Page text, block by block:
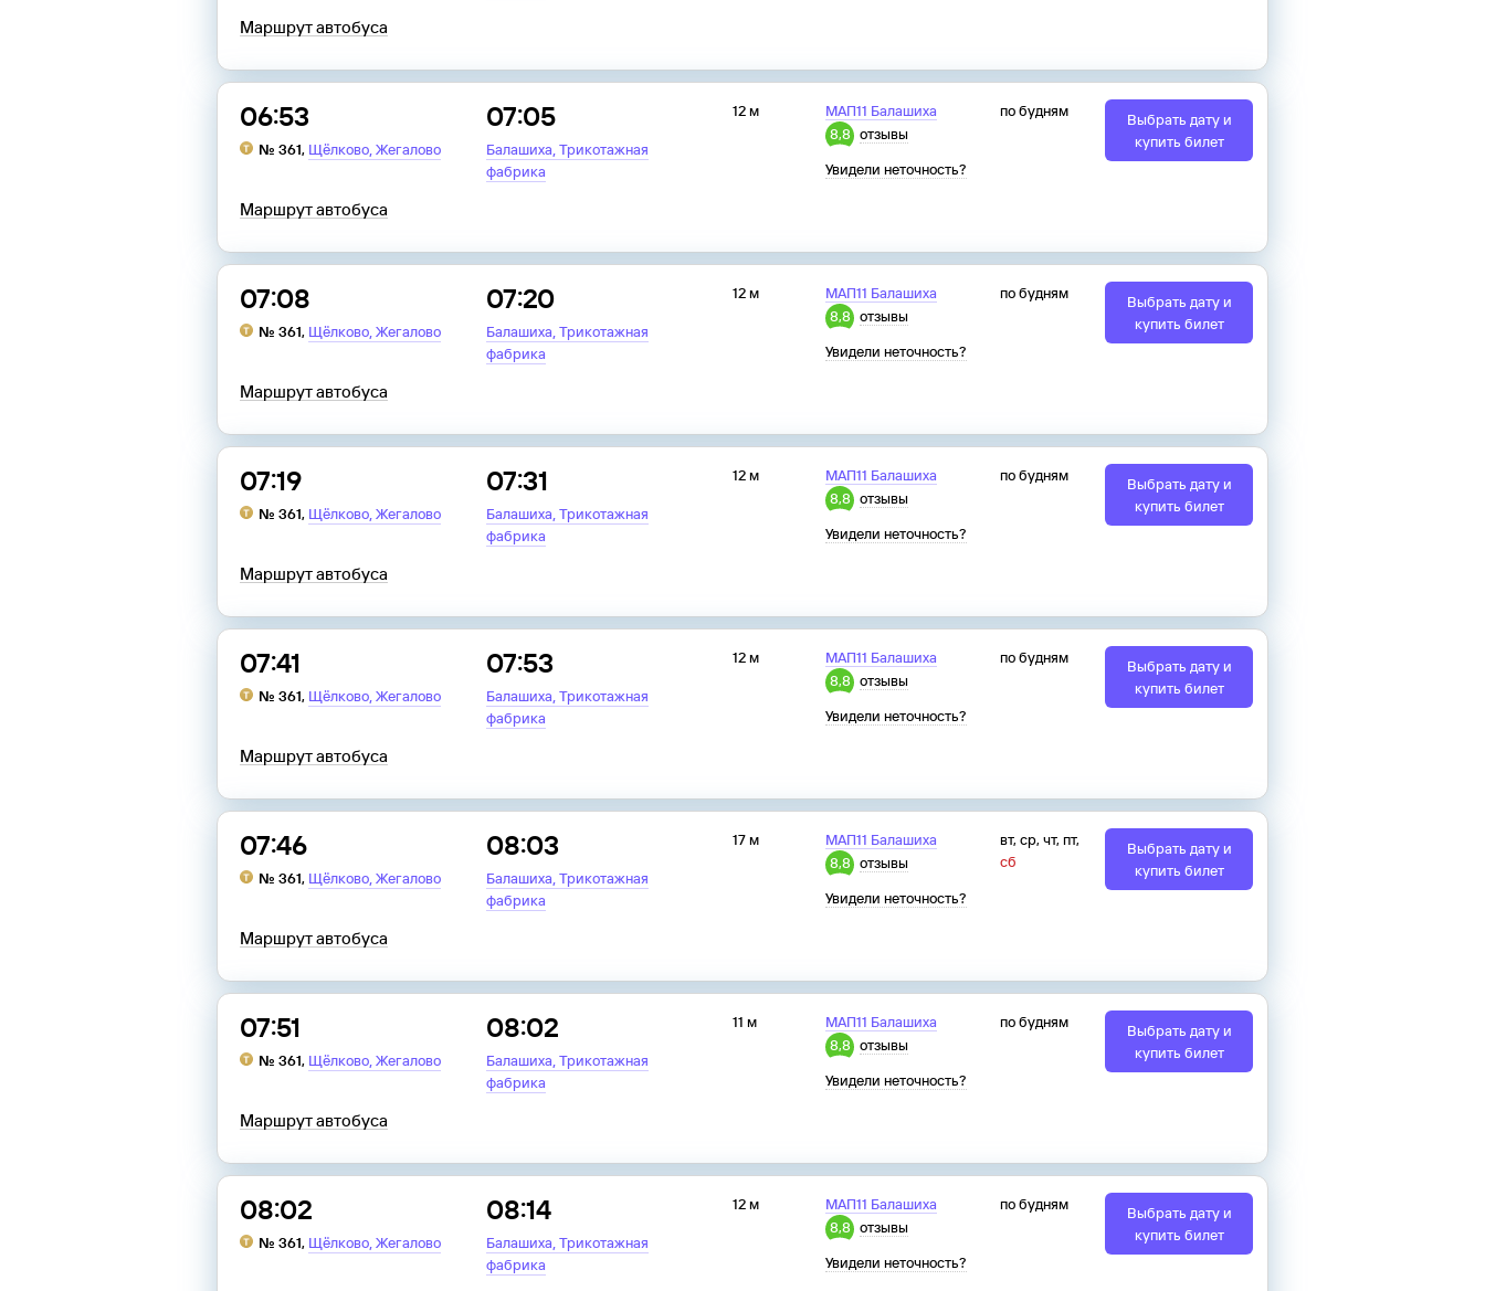
Маршрут автобуса
06:53
№ 361, Щёлково,Жегалово
07:05
Балашиха,Трикотажная
фабрика
12 м
МАП11 Балашиха
8,8 отзывы
Увидели неточность?
по будням
Маршрут автобуса
Выбрать дату и
купить билет
07:08
№ 361, Щёлково,Жегалово
07:20
Балашиха,Трикотажная
фабрика
12 м
МАП11 Балашиха
8,8 отзывы
Увидели неточность?
по будням
Маршрут автобуса
Выбрать дату и
купить билет
07:19
№ 361, Щёлково,Жегалово
07:31
Балашиха,Трикотажная
фабрика
12 м
МАП11 Балашиха
8,8 отзывы
Увидели неточность?
по будням
Маршрут автобуса
Выбрать дату и
купить билет
07:41
№ 361, Щёлково,Жегалово
07:53
Балашиха,Трикотажная
фабрика
12 м
МАП11 Балашиха
8,8 отзывы
Увидели неточность?
по будням
Маршрут автобуса
Выбрать дату и
купить билет
07:46
№ 361, Щёлково,Жегалово
08:03
Балашиха,Трикотажная
фабрика
17 м
МАП11 Балашиха
8,8 отзывы
Увидели неточность?
вт,ср,чт,пт,
сб
Маршрут автобуса
Выбрать дату и
купить билет
07:51
№ 361, Щёлково,Жегалово
08:02
Балашиха,Трикотажная
фабрика
11 м
МАП11 Балашиха
8,8 отзывы
Увидели неточность?
по будням
Маршрут автобуса
Выбрать дату и
купить билет
08:02
№ 361, Щёлково,Жегалово
08:14
Балашиха,Трикотажная
фабрика
12 м
МАП11 Балашиха
8,8 отзывы
Увидели неточность?
по будням
Выбрать дату и
купить билет